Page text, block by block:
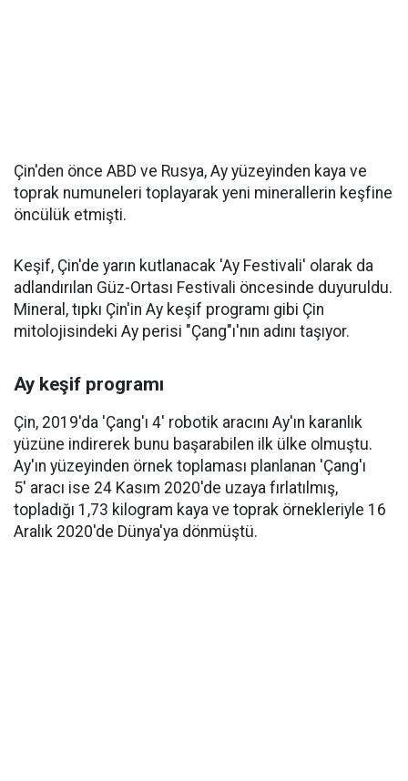
Çin'den önce ABD ve Rusya, Ay yüzeyinden kaya ve
toprak numuneleri toplayarak yeni minerallerin keşfine
öncülük etmişti.
Keşif, Çin'de yarın kutlanacak 'Ay Festivali' olarak da
adlandırılan Güz-Ortası Festivali öncesinde duyuruldu.
Mineral, tıpkı Çin'in Ay keşif programı gibi Çin
mitolojisindeki Ay perisi "Çang"ı'nın adını taşıyor.
Ay keşif programı
Çin, 2019'da 'Çang'ı 4' robotik aracını Ay'ın karanlık
yüzüne indirerek bunu başarabilen ilk ülke olmuştu.
Ay'ın yüzeyinden örnek toplaması planlanan 'Çang'ı
5' aracı ise 24 Kasım 2020'de uzaya fırlatılmış,
topladığı 1,73 kilogram kaya ve toprak örnekleriyle 16
Aralık 2020'de Dünya'ya dönmüştü.